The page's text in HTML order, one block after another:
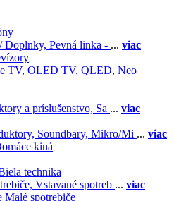
Doplnky, Pevná linka - ... viac
TV, OLED TV, QLED, Neo
a príslušenstvo, Sa ... viac
Soundbary, Mikro/Mi ... viac
kiná
technika
Vstavané spotreb ... viac
Malé spotrebiče